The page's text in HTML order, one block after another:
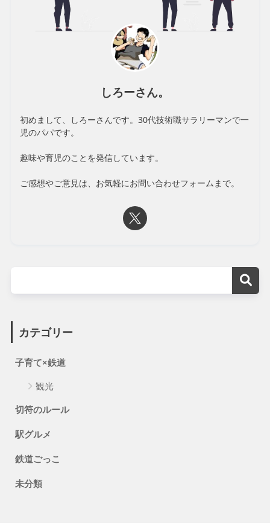
しろーさん。
初めまして、しろーさんです。30代技術職サラリーマンで一
児のパパです。
趣味や育児のことを発信しています。
ご感想やご意見は、お気軽にお問い合わせフォームまで。
カテゴリー
子育て×鉄道
観光
切符のルール
駅グルメ
鉄道ごっこ
未分類